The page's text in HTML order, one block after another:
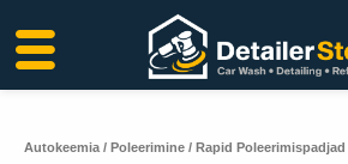
sisu
juurde
Autokeemia / Poleerimine / Rapid Poleerimispadjad